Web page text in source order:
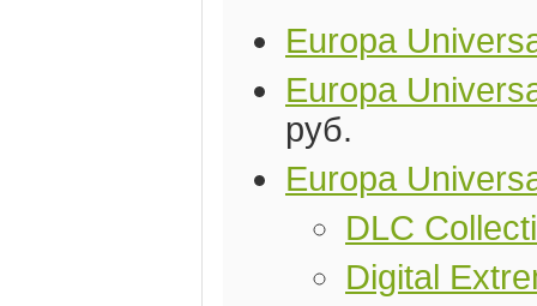
Europa
Europa
руб.
Europa
DLC
Digital